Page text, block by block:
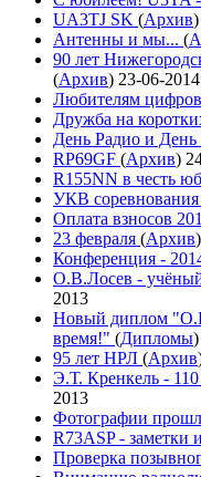
UA3TJ SK (Архив)
Антенны и мы... (
90 лет
(Архив) 23-06-2014
Любителям
Дружба на
День Радио и
RP69GF (Архив)
R155NN в честь
УКВ соревнования
Оплата взносов
23 февраля (Архив)
Конференция -
О.В.Лосев -
2013
Новый диплом
время!" (Дипломы)
95 лет НРЛ (Архив
Э.Т. Кренкель -
2013
Фотографии
R73ASP - заметки
Проверка